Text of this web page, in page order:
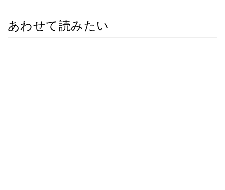
あわせて読みたい